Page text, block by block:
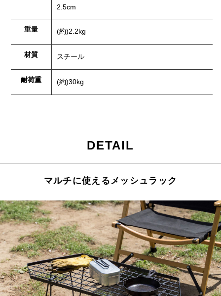
2.5cm
重量 (約)2.2kg
材質 スチール
耐荷重 (約)30kg
DETAIL
マルチに使えるメッシュラック